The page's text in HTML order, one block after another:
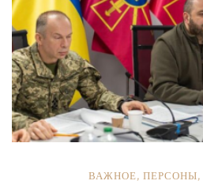
ВАЖНОЕ, ПЕРСОНЫ,